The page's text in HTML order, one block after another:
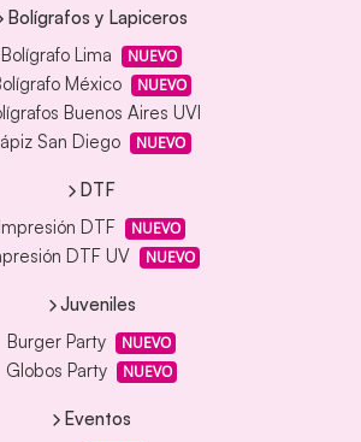
Bolígrafos y Lapiceros
Bolígrafo Lima
NUEVO
México NUEVO
Buenos Aires UVI
San Diego
NUEVO
DTF
Impresión DTF
NUEVO
DTF UV NUEVO
Juveniles
Burger Party
NUEVO
Globos Party NUEVO
Eventos